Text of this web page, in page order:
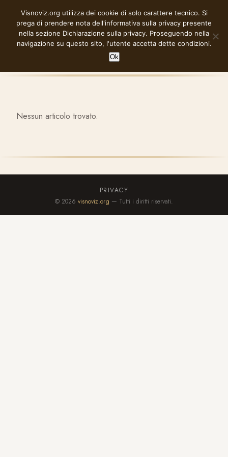
contenuto
VISNOVIZ.ORG
Nessun articolo trovato.
PRIVACY
© 2026 visnoviz.org — Tutti i diritti riservati.
Visnoviz.org utilizza dei cookie di solo carattere tecnico. Si
prega di prendere nota dell'informativa sulla privacy presente
nella sezione Dichiarazione sulla privacy. Proseguendo nella
navigazione su questo sito, l'utente accetta dette condizioni.
Ok